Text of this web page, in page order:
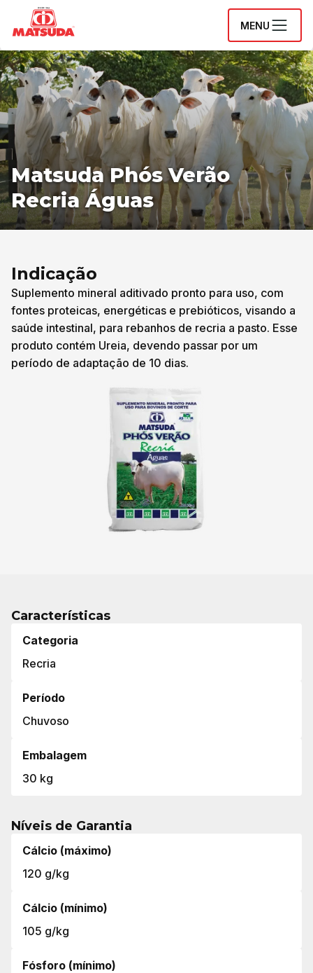
MENU
Matsuda Phós Verão
Recria Águas
Indicação
Suplemento mineral aditivado pronto para uso, com
fontes proteicas, energéticas e prebióticos, visando a
saúde intestinal, para rebanhos de recria a pasto. Esse
produto contém Ureia, devendo passar por um
período de adaptação de 10 dias.
Características
Categoria
Recria
Período
Chuvoso
Embalagem
30 kg
Níveis de Garantia
Cálcio (máximo)
120 g/kg
Cálcio (mínimo)
105 g/kg
Fósforo (mínimo)